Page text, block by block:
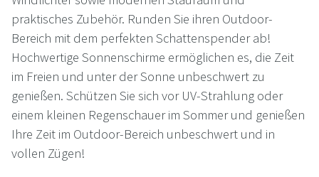
praktisches Zubehör. Runden Sie ihren Outdoor-
Bereich mit dem perfekten Schattenspender ab!
Hochwertige Sonnenschirme ermöglichen es, die Zeit
im Freien und unter der Sonne unbeschwert zu
genießen. Schützen Sie sich vor UV-Strahlung oder
einem kleinen Regenschauer im Sommer und genießen
Ihre Zeit im Outdoor-Bereich unbeschwert und in
vollen Zügen!